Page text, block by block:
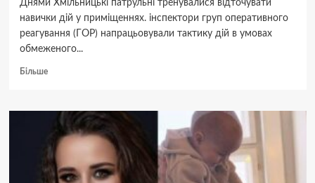
Днями Хмільницькі патрульні тренувалися відточувати
навички дій у приміщеннях. інспектори груп оперативного
реагування (ГОР) напрацьовували тактику дій в умовах
обмеженого...
БільшеДокладніше
Вінниччині
групи
оперативного
реагування
провели
тренування